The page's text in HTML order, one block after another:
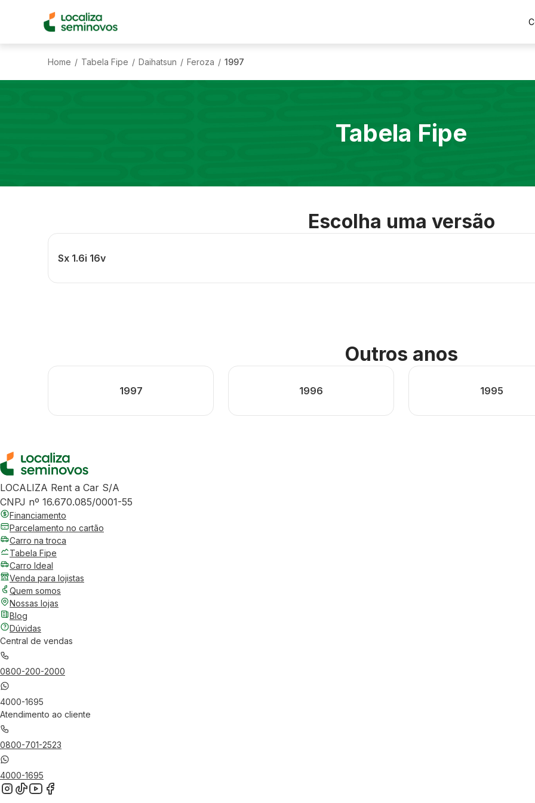
Home / Tabela Fipe / Daihatsun / Feroza / 1997
Tabela Fipe
Escolha uma versão
Sx 1.6i 16v
Outros anos
1997 1996 1995
LOCALIZA Rent a Car S/A
CNPJ nº 16.670.085/0001-55
Financiamento
Parcelamento no cartão
Carro na troca
Tabela Fipe
Carro Ideal
Venda para lojistas
Quem somos
Nossas lojas
Blog
Dúvidas
Central de vendas
0800-200-2000
4000-1695
Atendimento ao cliente
0800-701-2523
4000-1695